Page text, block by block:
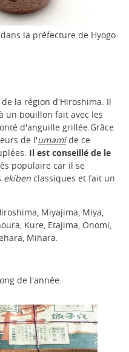
la préfecture de Hyogo
la région d'Hiroshima. Il
un bouillon fait avec les
d'anguille grillée.Grâce
de l'umami de ce
Il est conseillé de le
populaire car il se
ekiben classiques et fait un
Miyajima, Miya,
Kure, Etajima, Onomi,
Mihara.
de l'année.